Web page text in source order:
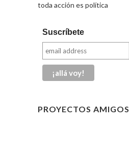
toda acción es política
Suscríbete
PROYECTOS AMIGOS